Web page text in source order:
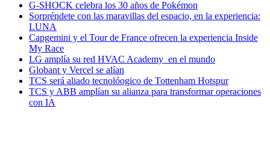
G-SHOCK celebra los 30 años de Pokémon
Sorpréndete con las maravillas del espacio, en la experiencia:
LUNA
Capgemini y el Tour de France ofrecen la experiencia Inside
My Race
LG amplía su red HVAC Academy en el mundo
Globant y Vercel se alían
TCS será aliado tecnolóogico de Tottenham Hotspur
TCS y ABB amplían su alianza para transformar operaciones
con IA